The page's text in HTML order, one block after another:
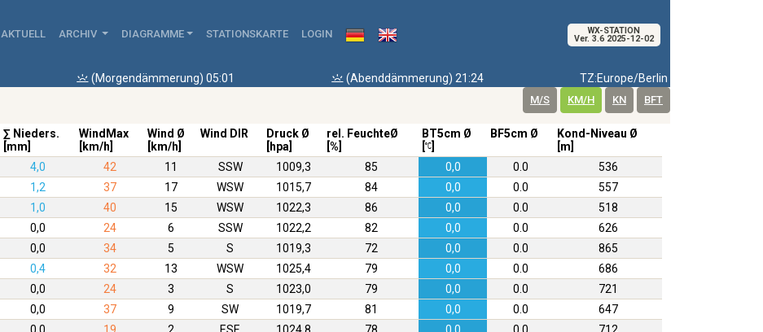
AKTUELL ARCHIV DIAGRAMME STATIONSKARTE LOGIN WX-STATION
Ver. 3.6 2025-12-02
(Morgendämmerung) 05:01 (Abenddämmerung) 21:24 TZ:Europe/Berlin
M/S KM/H KN BFT
∑ Nieders.
[mm]
WindMax
[km/h]
Wind Ø
[km/h]
Wind DIR
Druck Ø
[hpa]
rel. FeuchteØ
[%]
BT5cm Ø
BF5cm Ø
Kond-Niveau Ø
[m]
4,0 42 11 SSW 1009,3 85 0,0 0.0
536
1,2 37 17 WSW 1015,7 84 0,0 0.0
557
1,0 40 15 WSW 1022,3 86 0,0 0.0
518
0,0 24 6 SSW 1022,2 82 0,0 0.0
626
0,0 34 5 S 1019,3 72 0,0 0.0
865
0,4 32 13 WSW 1025,4 79 0,0 0.0
686
0,0 24 3 S 1023,0 79 0,0 0.0
721
0,0 37 9 SW 1019,7 81 0,0 0.0
647